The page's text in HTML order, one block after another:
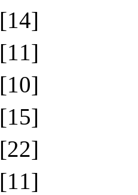
[14]
[11]
[10]
[15]
[22]
[11]